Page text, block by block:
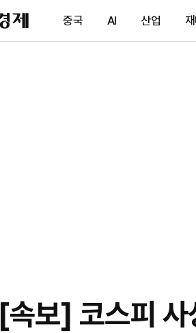
중국 AI 산업
[속보] 코스피 사